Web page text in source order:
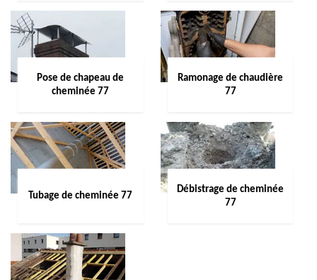
Pose de chapeau de
cheminée 77
Ramonage de chaudière
77
Tubage de cheminée 77
Débistrage de cheminée
77